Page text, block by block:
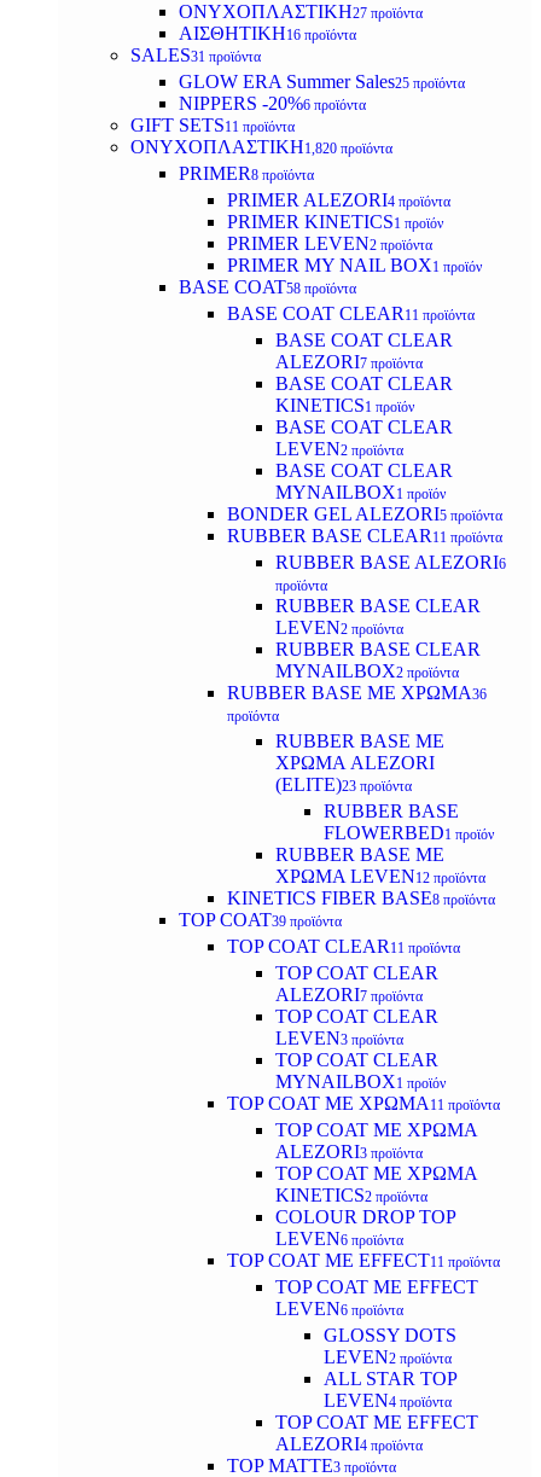
ΟΝΥΧΟΠΛΑΣΤΙΚΗ27 προϊόντα
ΑΙΣΘΗΤΙΚΗ16 προϊόντα
SALES31 προϊόντα
GLOW ERA Summer Sales25 προϊόντα
NIPPERS -20%6 προϊόντα
GIFT SETS11 προϊόντα
ΟΝΥΧΟΠΛΑΣΤΙΚΗ1,820 προϊόντα
PRIMER8 προϊόντα
PRIMER ALEZORI4 προϊόντα
PRIMER KINETICS1 προϊόν
PRIMER LEVEN2 προϊόντα
PRIMER MY NAIL BOX1 προϊόν
BASE COAT58 προϊόντα
BASE COAT CLEAR 11 προϊόντα
BASE COAT CLEAR
ALEZORI7 προϊόντα
BASE COAT CLEAR
KINETICS1 προϊόν
BASE COAT CLEAR
LEVEN2 προϊόντα
BASE COAT CLEAR
MYNAILBOX1 προϊόν
BONDER GEL ALEZORI5 προϊόντα
RUBBER BASE CLEAR 11 προϊόντα
RUBBER BASE ALEZORI6
προϊόντα
RUBBER BASE CLEAR
LEVEN2 προϊόντα
RUBBER BASE CLEAR
MYNAILBOX2 προϊόντα
RUBBER BASE ΜΕ ΧΡΩΜΑ36
προϊόντα
RUBBER BASE ΜΕ
ΧΡΩΜΑ ALEZORI
(ELITE)23 προϊόντα
RUBBER BASE
FLOWERBED1 προϊόν
RUBBER BASE ΜΕ
ΧΡΩΜΑ LEVEN12 προϊόντα
KINETICS FIBER BASE8 προϊόντα
TOP COAT39 προϊόντα
TOP COAT CLEAR 11 προϊόντα
TOP COAT CLEAR
ALEZORI7 προϊόντα
TOP COAT CLEAR
LEVEN3 προϊόντα
TOP COAT CLEAR
MYNAILBOX1 προϊόν
TOP COAT ΜΕ ΧΡΩΜΑ 11 προϊόντα
TOP COAT ΜΕ ΧΡΩΜΑ
ALEZORI3 προϊόντα
TOP COAT ΜΕ ΧΡΩΜΑ
KINETICS2 προϊόντα
COLOUR DROP TOP
LEVEN6 προϊόντα
TOP COAT ΜΕ EFFECT11 προϊόντα
TOP COAT ME EFFECT
LEVEN6 προϊόντα
GLOSSY DOTS
LEVEN2 προϊόντα
ALL STAR TOP
LEVEN4 προϊόντα
TOP COAT ME EFFECT
ALEZORI4 προϊόντα
TOP MATTE3 προϊόντα